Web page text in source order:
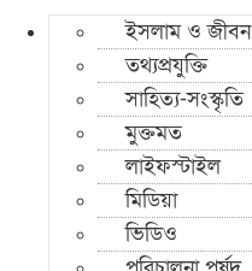
ইসলাম ও জীবন
তথ্যপ্রযুক্তি
সাহিত্য-সংস্কৃতি
মুক্তমত
লাইফস্টাইল
মিডিয়া
ভিডিও